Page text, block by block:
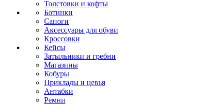
Толстовки и кофты
Ботинки
Сапоги
Аксессуары для обуви
Кроссовки
Кейсы
Затыльники и гребни
Магазины
Кобуры
Приклады и цевья
Антабки
Ремни